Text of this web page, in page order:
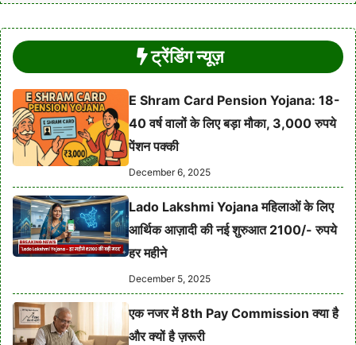
ट्रेंडिंग न्यूज़
E Shram Card Pension Yojana: 18-
40 वर्ष वालों के लिए बड़ा मौका, 3,000 रुपये
पेंशन पक्की
December 6, 2025
Lado Lakshmi Yojana महिलाओं के लिए
आर्थिक आज़ादी की नई शुरुआत 2100/- रुपये
हर महीने
December 5, 2025
एक नजर में 8th Pay Commission क्या है
और क्यों है ज़रूरी